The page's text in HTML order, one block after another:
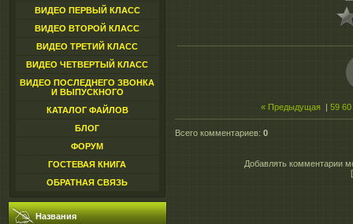
ВИДЕО ПЕРВЫЙ КЛАСС
ВИДЕО ВТОРОЙ КЛАСС
ВИДЕО ТРЕТИЙ КЛАСС
ВИДЕО ЧЕТВЕРТЫЙ КЛАСС
ВИДЕО ПОСЛЕДНЕГО ЗВОНКА
И ВЫПУСКНОГО
КАТАЛОГ ФАЙЛОВ
БЛОГ
ФОРУМ
ГОСТЕВАЯ КНИГА
ОБРАТНАЯ СВЯЗЬ
Названия
« Предыдущая 59 60
Всего комментариев: 0
Добавлять комментарии